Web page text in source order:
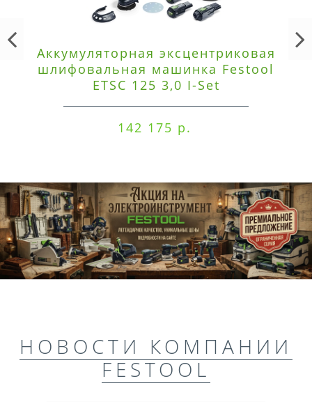
Аккумуляторная эксцентриковая
шлифовальная машинка Festool
ETSC 125 3,0 I-Set
142 175 р.
НОВОСТИ КОМПАНИИ
FESTOOL